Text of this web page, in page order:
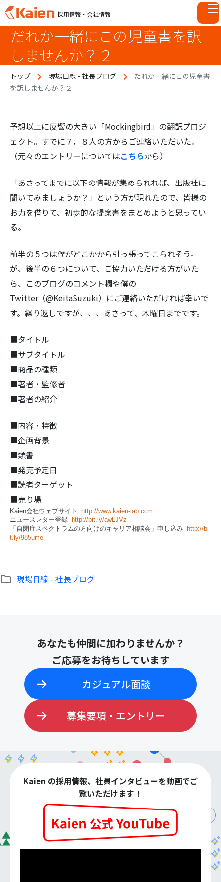
p
: 採用情報・会社情報
だれか一緒にこの児童書を訳
しませんか？２
トップ 現場目線 - 社長ブログ
だれか一緒にこの児童書
を訳しませんか？２
予想以上に反響の大きい「Mockingbird」の翻訳プロジ
ェクト。すでに７，８人の方からご連絡いただいた。
（元々のエントリーについてはこちらから）
「あさってまでに以下の情報が集められれば、出版社に
聞いてみましょうか？」という方が現れたので、皆様の
お力を借りて、初歩的な提案書をまとめようと思ってい
る。
前半の５つは僕がどこかから引っ張ってこられそう。
が、後半の６つについて、ご協力いただける方がいた
ら、このブログのコメント欄や僕の
Twitter（@KeitaSuzuki）にご連絡いただければ幸いで
す。繰り返しですが、、、あさって、木曜日までです。
■タイトル
■サブタイトル
■商品の種類
■著者・監修者
■著者の紹介
■内容・特徴
■企画背景
■類書
■発売予定日
■読者ターゲット
■売り場
Kaien会社ウェブサイト
http://www.kaien-lab.com
ニュースレター登録
http://bit.ly/awLJVz
「自閉症スペクトラムの方向けのキャリア相談会」申し込み
http://bi
t.ly/985ume
現場目線 - 社長ブログ
あなたも仲間に加わりませんか？
ご応募をお待ちしています
カジュアル面談
募集要項・エントリー
Kaien の採用情報、社員インタビューを動画でご
覧いただけます！